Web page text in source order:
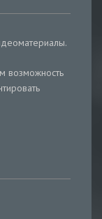
возможность